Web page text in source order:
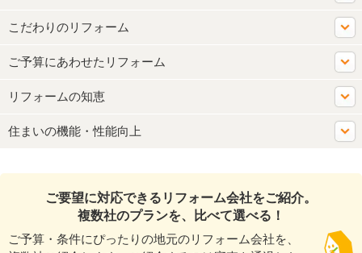
こだわりのリフォーム
ご予算にあわせたリフォーム
リフォームの知恵
住まいの機能・性能向上
ご要望に対応できるリフォーム会社をご紹介。
複数社のプランを、比べて選べる！
ご予算・条件にぴったりの地元のリフォーム会社を、